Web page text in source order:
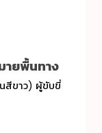
ายพื้นทาง
นสีขาว) ผู้ขับขี่